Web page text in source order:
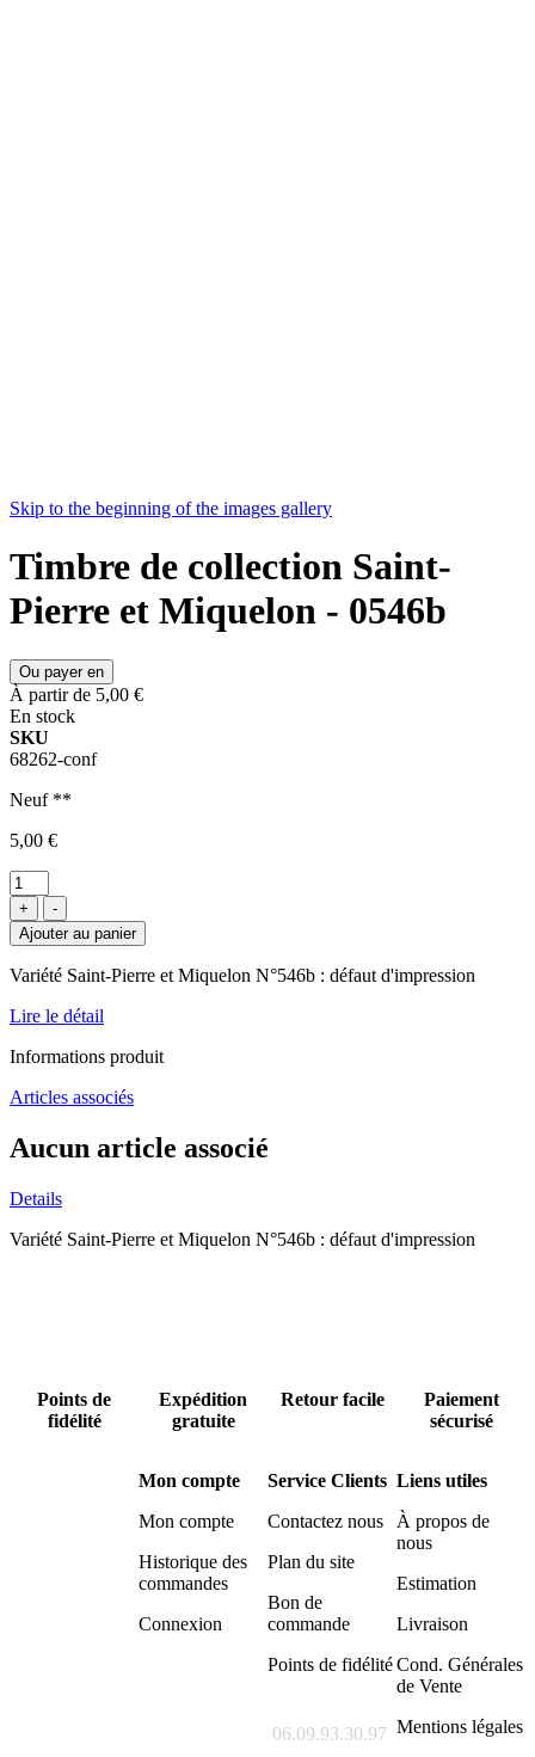
Skip to the beginning of the images gallery
Timbre de collection Saint-
Pierre et Miquelon - 0546b
Ou payer en
À partir de 5,00 €
En stock
SKU
68262-conf
Neuf **
5,00 €
+
-
Ajouter au panier
Variété Saint-Pierre et Miquelon N°546b : défaut d'impression
Lire le détail
Informations produit
Articles associés
Aucun article associé
Details
Variété Saint-Pierre et Miquelon N°546b : défaut d'impression
Points de
fidélité
Expédition
gratuite
Retour facile
Paiement
sécurisé
Mon compte
Mon compte
Historique des
commandes
Connexion
Service Clients
Contactez nous
Plan du site
Bon de
commande
Points de fidélité
06.09.93.30.97
Liens utiles
À propos de
nous
Estimation
Livraison
Cond. Générales
de Vente
Mentions légales